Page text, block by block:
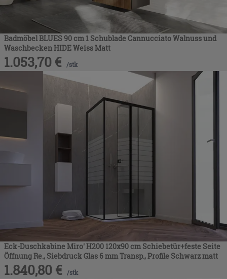
Badmöbel BLUES 90 cm 1 Schublade Cannucciato Walnuss und
Waschbecken HIDE Weiss Matt
1.053,70 € /stk
Eck-Duschkabine Miro' H200 120x90 cm Schiebetür+feste Seite
Öffnung Re., Siebdruck Glas 6 mm Transp., Profile Schwarz matt
1.840,80 € /stk